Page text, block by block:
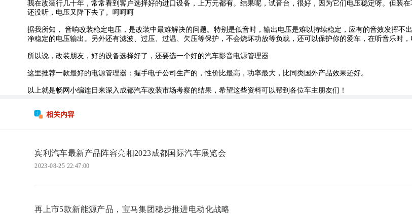
我在改装行几十年，常常看到客户选择好的进口设备，上万元都有。结果呢，试音台，很好，因为它们电压稳定呀。但装
还没听，电压又降下去了。呵呵呵
据我所知， 音响改装稳定电压，是改装中最难解决的问题。特别是低音时，输出电压是难以持续稳定，应有的音效发挥
净稳定的电压输出。另外还有滤波、过压、过温、欠压等保护，不会烧坏功放等负载，还可以保护你的爱车，在听音乐时，
所以说，改装朋友，好的设备选择好了，还要选一个好的汽车影音电源管理器
这里推荐一款最好的电源管理器：握手电子公司生产的，性价比最高，功率最大，比同类国外产品效果还好。
以上就是畅网小编连日来深入成都汽车改装市场考察的结果，希望这些资料可以帮到各位车主朋友们！
相关内容
宾利汽车最新产品阵容亮相2023成都国际汽车展览会
2023-08-25 22:47:00
再上市5款新能源产品，宝马集团稳步推进电动化战略